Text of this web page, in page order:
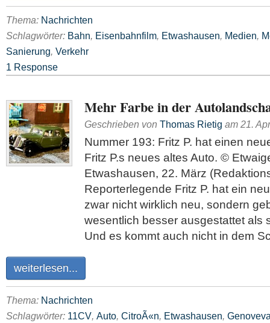
Thema: Nachrichten
Schlagwörter: Bahn, Eisenbahnfilm, Etwashausen, Medien,
Sanierung, Verkehr
1 Response
Mehr Farbe in der
Geschrieben von Thomas Rietig am 21.
Nummer 193: Fritz P. hat einen
Fritz P.s neues altes Auto. ©
Etwashausen, 22. März
Reporterlegende Fritz P. hat ein
zwar nicht wirklich neu, sondern
wesentlich besser ausgestattet als
Und es kommt auch nicht in dem
weiterlesen...
Thema: Nachrichten
Schlagwörter: 11CV, Auto, CitroÃ«n, Etwashausen,